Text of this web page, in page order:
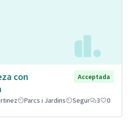
con
Acceptada
Parcs i Jardins Segur 3 0